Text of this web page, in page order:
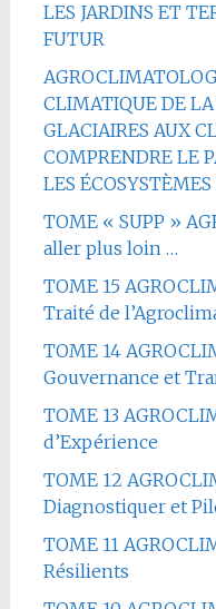
LES JARDINS ET
FUTUR
CLIMATIQUE DE LA
GLACIAIRES AUX
COMPRENDRE LE
LES
TOME « SUPP »
aller plus loin …
TOME 15
Traité de
TOME 14
Gouvernance et
TOME 13
d’Expérience
TOME 12
Diagnostiquer et
TOME 11
Résilients